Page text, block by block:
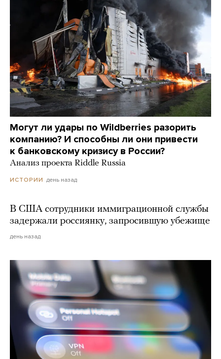
Могут ли удары по Wildberries разорить
компанию? И способны ли они привести
к банковскому кризису в России?
Анализ проекта Riddle Russia
ИСТОРИИ день назад
В США сотрудники иммиграционной службы
задержали россиянку, запросившую убежище
день назад